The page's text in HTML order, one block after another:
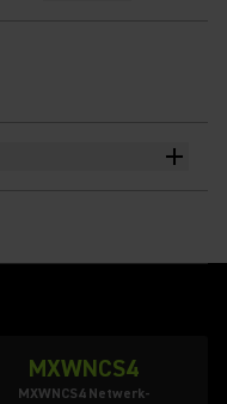
MXWNCS4
MXWNCS4 Netwerk-